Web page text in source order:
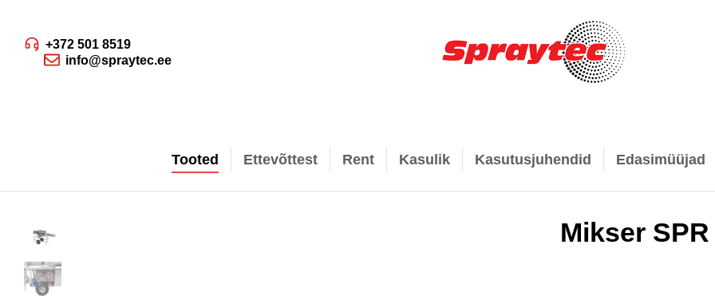
+372 501 8519
info@spraytec.ee
Tooted Ettevõttest Rent Kasulik Kasutusjuhendid Edasimüüjad
Mikser SPR